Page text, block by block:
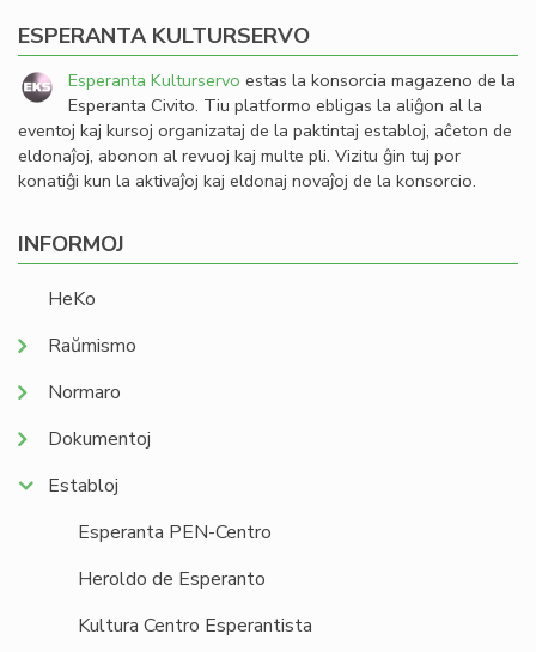
ESPERANTA KULTURSERVO
Esperanta Kulturservo estas la konsorcia magazeno de la
Esperanta Civito. Tiu platformo ebligas la aliĝon al la
eventoj kaj kursoj organizataj de la paktintaj establoj, aĉeton de
eldonaĵoj, abonon al revuoj kaj multe pli. Vizitu ĝin tuj por
konatiĝi kun la aktivaĵoj kaj eldonaj novaĵoj de la konsorcio.
INFORMOJ
HeKo
Raŭmismo
Normaro
Dokumentoj
Establoj
Esperanta PEN-Centro
Heroldo de Esperanto
Kultura Centro Esperantista